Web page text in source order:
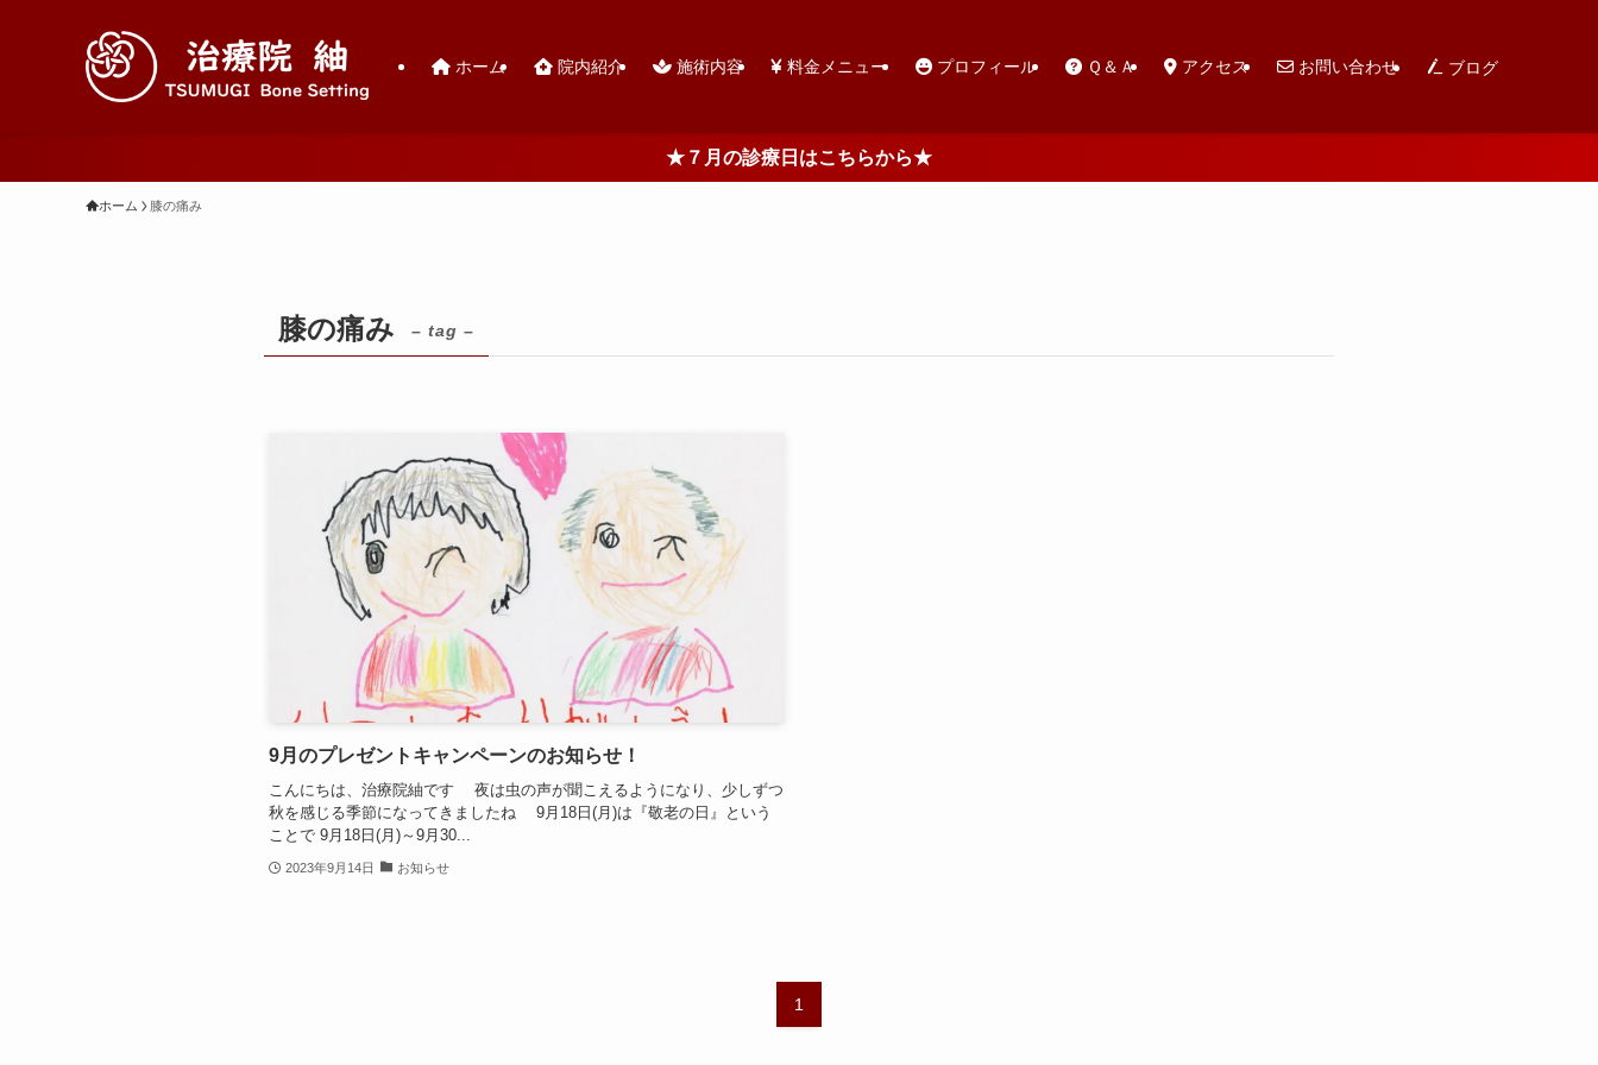
ホーム 院内紹介 施術内容 料金メニュー プロフィール Ｑ＆Ａ アクセス お問い合わせ ブログ
★７月の診療日はこちらから★
ホーム 膝の痛み
膝の痛み – tag –
9月のプレゼントキャンペーンのお知らせ！
こんにちは、治療院紬です 夜は虫の声が聞こえるようになり、少しずつ
秋を感じる季節になってきましたね 9月18日(月)は『敬老の日』という
ことで 9月18日(月)～9月30...
2023年9月14日 お知らせ
1